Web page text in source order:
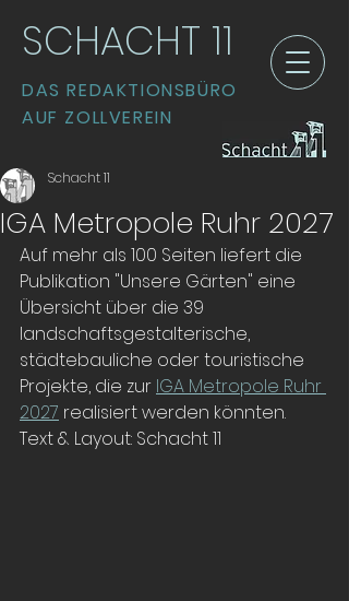
SCHACHT 11
DAS REDAKTIONSBÜRO
AUF ZOLLVEREIN
IGA Metropole Ruhr 2027
Schacht 11
Auf mehr als 100 Seiten liefert die
Publikation "Unsere Gärten" eine
Übersicht über die 39
landschaftsgestalterische,
städtebauliche oder touristische
Projekte, die zur IGA Metropole Ruhr
2027 realisiert werden könnten.
Text & Layout: Schacht 11